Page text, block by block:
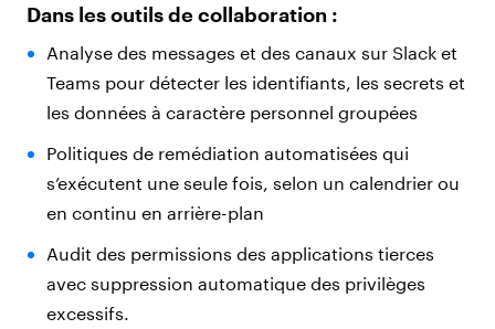
Dans les outils de collaboration :
Analyse des messages et des canaux sur Slack et
Teams pour détecter les identifiants, les secrets et
les données à caractère personnel groupées
Politiques de remédiation automatisées qui
s’exécutent une seule fois, selon un calendrier ou
en continu en arrière-plan
Audit des permissions des applications tierces
avec suppression automatique des privilèges
excessifs.